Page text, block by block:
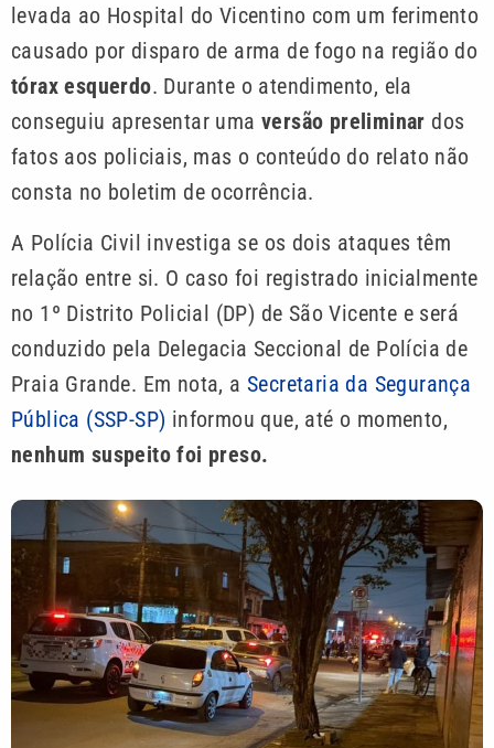
levada ao Hospital do Vicentino com um ferimento
causado por disparo de arma de fogo na região do
tórax esquerdo. Durante o atendimento, ela
conseguiu apresentar uma versão preliminar dos
fatos aos policiais, mas o conteúdo do relato não
consta no boletim de ocorrência.
A Polícia Civil investiga se os dois ataques têm
relação entre si. O caso foi registrado inicialmente
no 1º Distrito Policial (DP) de São Vicente e será
conduzido pela Delegacia Seccional de Polícia de
Praia Grande. Em nota, a Secretaria da Segurança
Pública (SSP-SP) informou que, até o momento,
nenhum suspeito foi preso.